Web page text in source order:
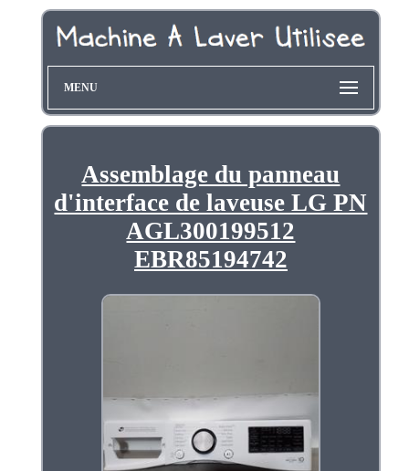
MENU
Assemblage du panneau
d'interface de laveuse LG PN
AGL300199512
EBR85194742